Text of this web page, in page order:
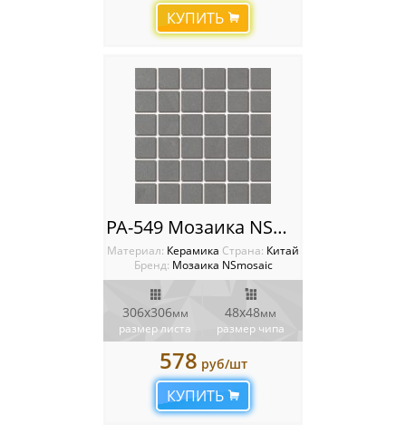
КУПИТЬ
PA-549 Мозаика NSmosaic
Материал: Керамика Cтрана: Китай
Бренд: Мозаика NSmosaic
306x306мм
размер листа
48x48мм
размер чипа
578 руб/шт
КУПИТЬ